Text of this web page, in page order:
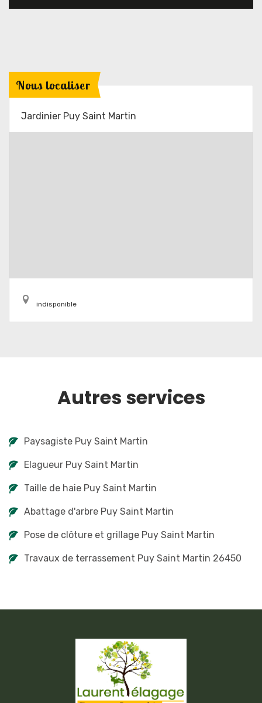
Nous localiser
Jardinier Puy Saint Martin
indisponible
Autres services
Paysagiste Puy Saint Martin
Elagueur Puy Saint Martin
Taille de haie Puy Saint Martin
Abattage d'arbre Puy Saint Martin
Pose de clôture et grillage Puy Saint Martin
Travaux de terrassement Puy Saint Martin 26450